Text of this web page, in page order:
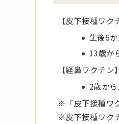
【皮下接種ワク
生後6
13歳か
【経鼻ワクチン】
2歳か
※「皮下接種ワ
※皮下接種ワク